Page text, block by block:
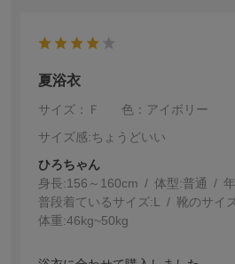
夏浴衣
サイズ：Ｆ
色：アイボリー
サイズ感:ちょうどいい
ひろちゃん
身長:156～160cm 体型:普通
普段着ているサイズ:L 靴のサイ
体重:46kg~50kg